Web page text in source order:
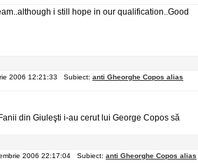
i still hope in our qualification..Good
2006 12:21:33 Subiect: anti Gheorghe Copos alias
din Giuleşti i-au cerut lui George Copos să
2006 22:17:04 Subiect: anti Gheorghe Copos alias